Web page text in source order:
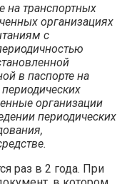
на транспортных
организациях
с
в паспорте на
организации
периодических
раз в 2 года. При